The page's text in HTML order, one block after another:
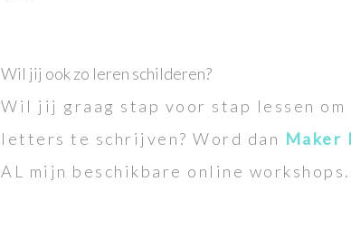
Wil jij ook zo leren schilderen?
Wil jij graag stap voor stap lessen
letters te schrijven? Word dan Maker
AL mijn beschikbare online workshops.